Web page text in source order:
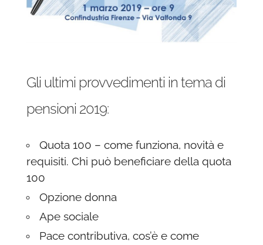
Gli ultimi provvedimenti in tema di
pensioni 2019:
Quota 100 – come funziona, novità e
requisiti. Chi può beneficiare della quota
100
Opzione donna
Ape sociale
Pace contributiva, cos’è e come